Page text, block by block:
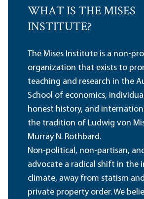
WHAT IS THE MISES
INSTITUTE?
The Mises Institute is a non-
organization that exists to
teaching and research in the
School of economics,
honest history, and
the tradition of Ludwig von
Murray N. Rothbard.
Non-political, non-partisan,
advocate a radical shift in the
climate, away from statism
private property order. We